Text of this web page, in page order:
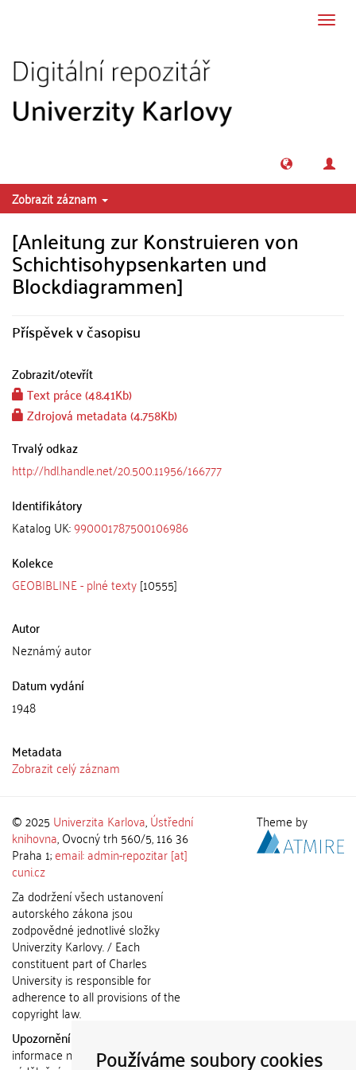
Používáme soubory cookies
Zobrazit záznam
[Anleitung zur Konstruieren von
Schichtisohypsenkarten und
Blockdiagrammen]
Příspěvek v časopisu
Zobrazit/otevřít
Text práce (48.41Kb)
Zdrojová metadata (4.758Kb)
Trvalý odkaz
http://hdl.handle.net/20.500.11956/166777
Identifikátory
Katalog UK:990001787500106986
Kolekce
GEOBIBLINE - plné texty[10555]
Autor
Neznámý autor
Datum vydání
1948
Metadata
Zobrazit celý záznam
© 2025 Univerzita Karlova,Ústřední
knihovna, Ovocný trh 560/5, 116 36
Praha 1;email: admin-repozitar [at]
cuni.cz
Za dodržení všech ustanovení
autorského zákona jsou
zodpovědné jednotlivé složky
Univerzity Karlovy. / Each
constituent part of Charles
University is responsible for
adherence to all provisions of the
copyright law.
Upozornění / Notice:
informace nemohou být použity k
Theme by